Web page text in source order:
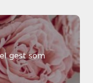
gest som